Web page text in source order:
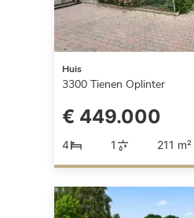
Huis
3300 Tienen Oplinter
€ 449.000
4 1 211 m²